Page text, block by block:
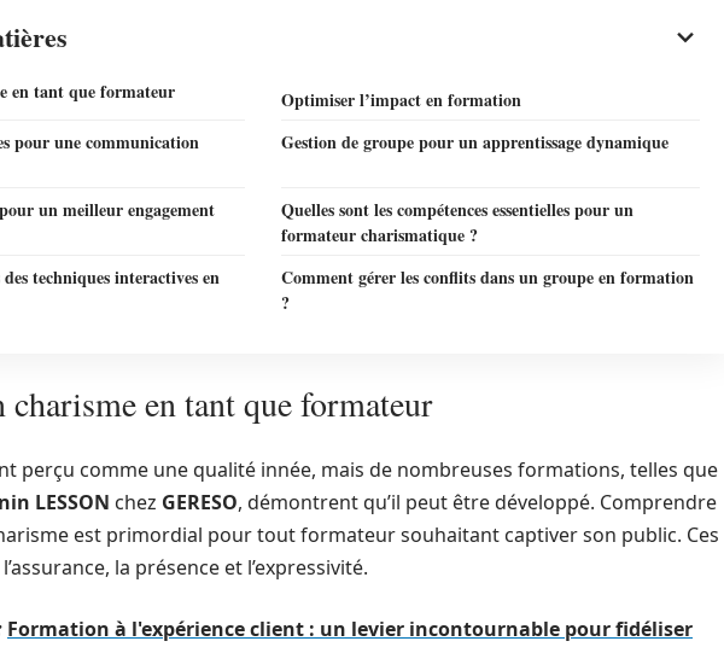
en tant que formateur
Optimiser l’impact en formation
pour une communication
Gestion de groupe pour un apprentissage dynamique
un meilleur engagement
Quelles sont les compétences essentielles pour un
formateur charismatique ?
techniques interactives en
Comment gérer les conflits dans un groupe en formation
?
charisme en tant que formateur
perçu comme une qualité innée, mais de nombreuses formations, telles que
LESSON chez GERESO, démontrent qu’il peut être développé. Comprendre
est primordial pour tout formateur souhaitant captiver son public. Ces
la présence et l’expressivité.
Formation à l'expérience client : un levier incontournable pour fidéliser